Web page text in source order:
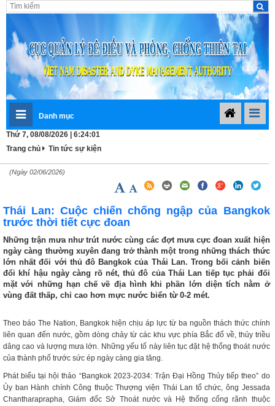
Danh mục
Thứ 7, 08/08/2026 | 6:24:02
Trang chủ
Tin tức sự kiện
(Ngày 02/06/2026)
Thái Lan: Cuộc chiến chống ngập của Bangkok
trước thời tiết cực đoan
Những trận mưa như trút nước cùng các đợt mưa cực đoan xuất hiện
ngày càng thường xuyên đang trở thành một trong những thách thức
lớn nhất đối với thủ đô Bangkok của Thái Lan. Trong bối cảnh biến
đổi khí hậu ngày càng rõ nét, thủ đô của Thái Lan tiếp tục phải đối
mặt với những hạn chế về địa hình khi phần lớn diện tích nằm ở
vùng đất thấp, chỉ cao hơn mực nước biển từ 0-2 mét.
Theo báo The Nation, Bangkok hiện chịu áp lực từ ba nguồn thách thức chính
liên quan đến nước, gồm dòng chảy từ các khu vực phía Bắc đổ về, thủy triều
dâng cao và lượng mưa lớn. Những yếu tố này liên tục đặt hệ thống thoát nước
của thành phố trước sức ép ngày càng gia tăng.
Phát biểu tại hội thảo “Bangkok 2023-2034: Trận Đại Hồng Thủy tiếp theo” do
Ủy ban Hành chính Công thuộc Thượng viện Thái Lan tổ chức, ông Jessada
Chantharaprapha, Giám đốc Sở Thoát nước và Hệ thống cống rãnh thuộc